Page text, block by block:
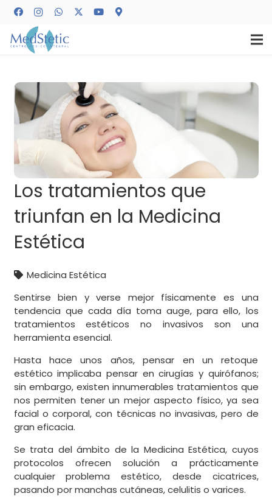
Los tratamientos que
triunfan en la Medicina
Estética
Medicina Estética
Sentirse bien y verse mejor físicamente es una
tendencia que cada día toma auge, para ello, los
tratamientos estéticos no invasivos son una
herramienta esencial.
Hasta hace unos años, pensar en un retoque
estético implicaba pensar en cirugías y quirófanos;
sin embargo, existen innumerables tratamientos que
nos permiten tener un mejor aspecto físico, ya sea
facial o corporal, con técnicas no invasivas, pero de
gran eficacia.
Se trata del ámbito de la Medicina Estética, cuyos
protocolos ofrecen solución a prácticamente
cualquier problema estético, desde cicatrices,
pasando por manchas cutáneas, celulitis o varices.